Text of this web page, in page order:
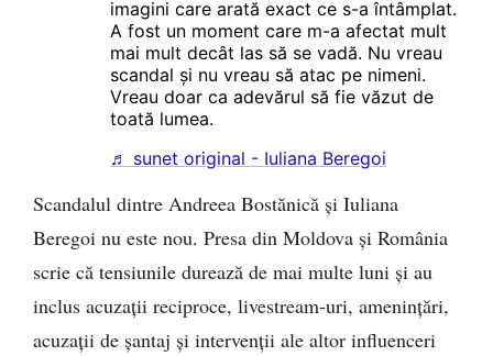
imagini care arată exact ce s-a întâmplat.
A fost un moment care m-a afectat mult
mai mult decât las să se vadă. Nu vreau
scandal și nu vreau să atac pe nimeni.
Vreau doar ca adevărul să fie văzut de
toată lumea.
♬ sunet original - Iuliana Beregoi
Scandalul dintre Andreea Bostănică și Iuliana
Beregoi nu este nou. Presa din Moldova și România
scrie că tensiunile durează de mai multe luni și au
inclus acuzații reciproce, livestream-uri, amenințări,
acuzații de șantaj și intervenții ale altor influenceri